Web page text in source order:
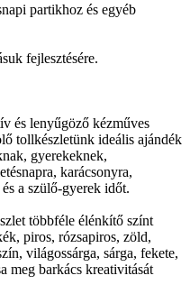
partikhoz és egyéb
fejlesztésére.
és lenyűgöző kézműves
tollkészletünk ideális ajándék
gyerekeknek,
karácsonyra,
a szülő-gyerek időt.
többféle élénkítő színt
piros, rózsapiros, zöld,
világossárga, sárga, fekete,
meg barkács kreativitását